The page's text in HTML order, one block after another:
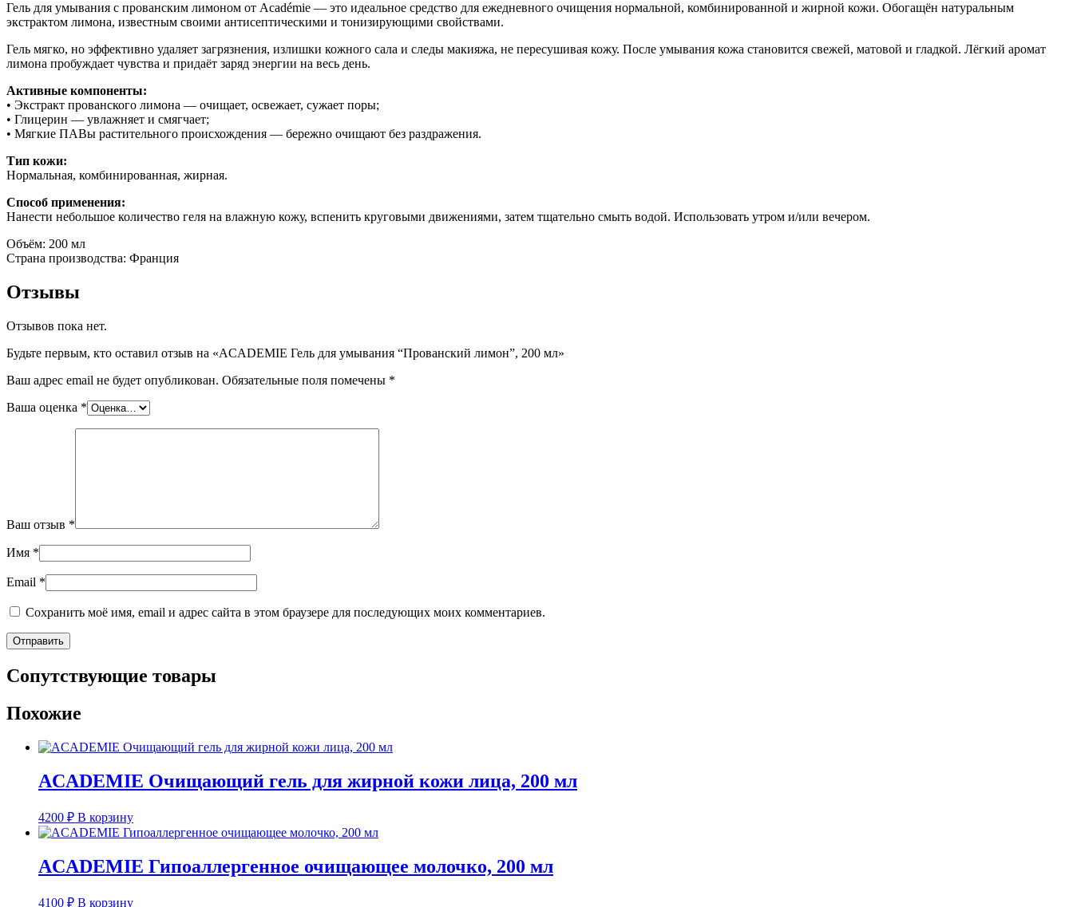
Гель для умывания с прованским лимоном от Académie — это идеальное средство для ежедневного очищения нормальной, комбинированной и жирной кожи. Обогащён натуральным
экстрактом лимона, известным своими антисептическими и тонизирующими свойствами.
Гель мягко, но эффективно удаляет загрязнения, излишки кожного сала и следы макияжа, не пересушивая кожу. После умывания кожа становится свежей, матовой и гладкой. Лёгкий аромат
лимона пробуждает чувства и придаёт заряд энергии на весь день.
Активные компоненты:
• Экстракт прованского лимона — очищает, освежает, сужает поры;
• Глицерин — увлажняет и смягчает;
• Мягкие ПАВы растительного происхождения — бережно очищают без раздражения.
Тип кожи:
Нормальная, комбинированная, жирная.
Способ применения:
Нанести небольшое количество геля на влажную кожу, вспенить круговыми движениями, затем тщательно смыть водой. Использовать утром и/или вечером.
Объём: 200 мл
Страна производства: Франция
Отзывы
Отзывов пока нет.
Будьте первым, кто оставил отзыв на «ACADEMIE Гель для умывания “Прованский лимон”, 200 мл»
Ваш адрес email не будет опубликован. Обязательные поля помечены *
Ваша оценка *
Ваш отзыв *
Имя *
Email *
Сохранить моё имя, email и адрес сайта в этом браузере для последующих моих комментариев.
Сопутствующие товары
Похожие
ACADEMIE Очищающий гель для жирной кожи лица, 200 мл
4200 ₽ В корзину
ACADEMIE Гипоаллергенное очищающее молочко, 200 мл
4100 ₽ В корзину